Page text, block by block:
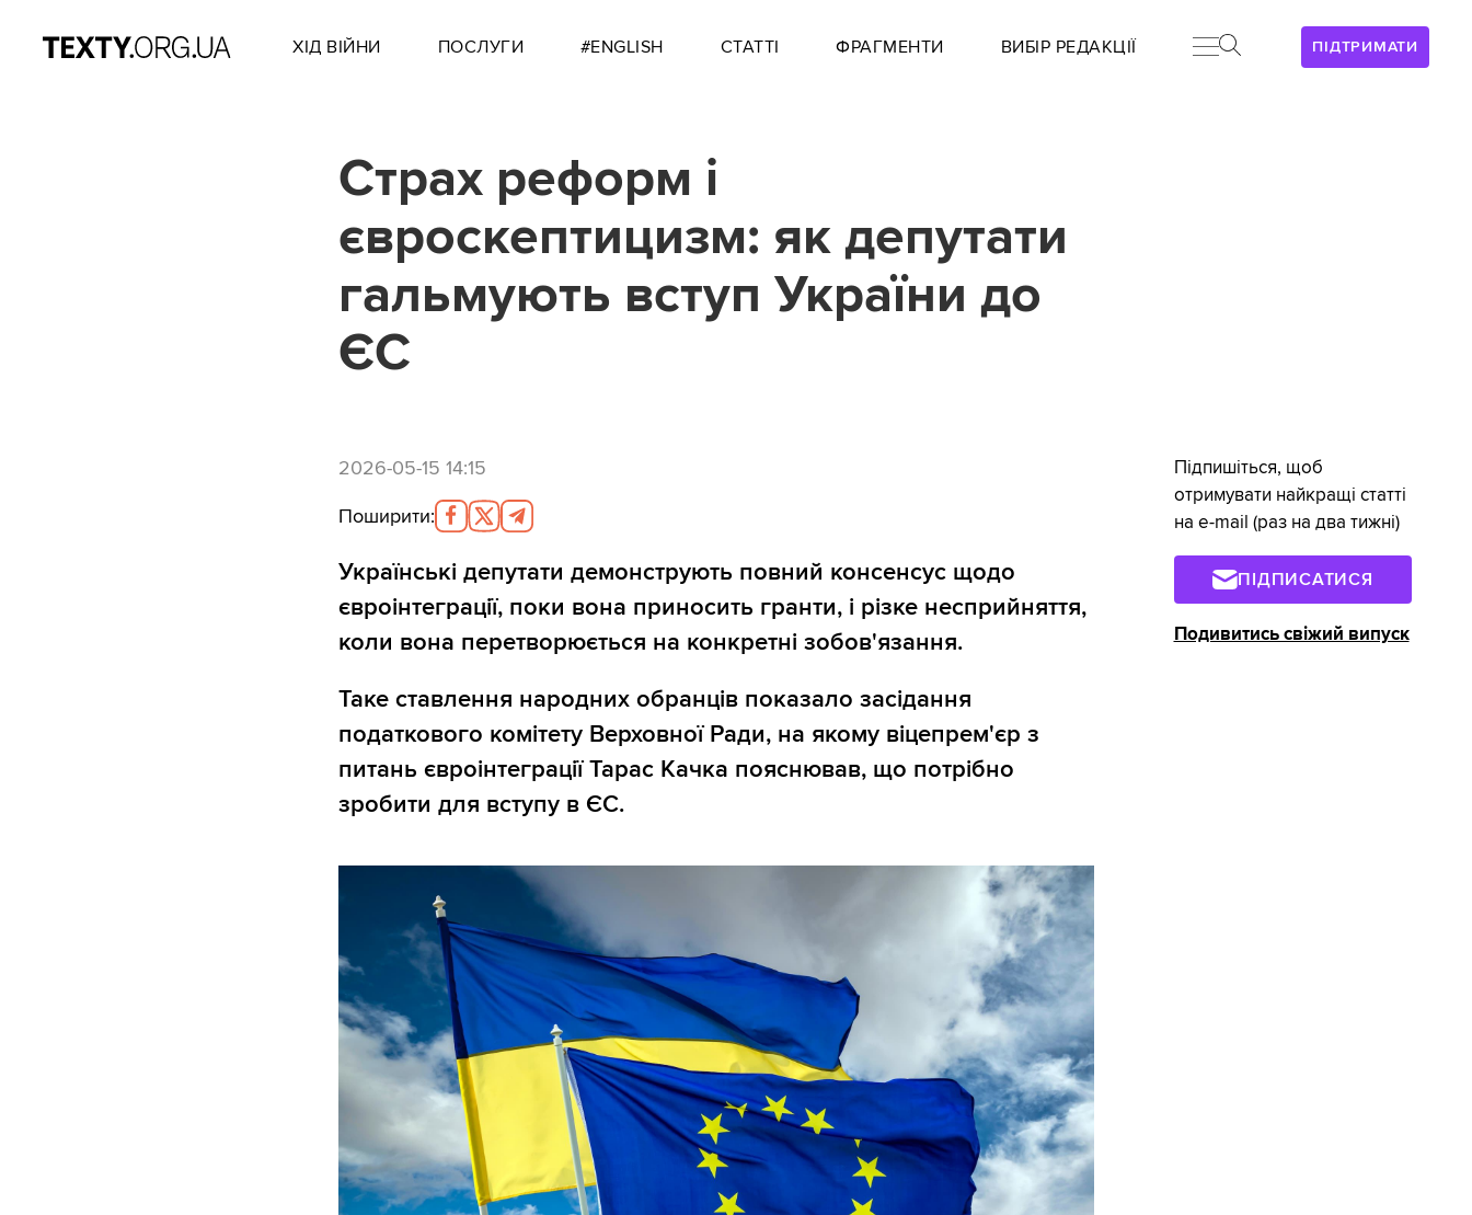
ПІДТРИМАТИ
ХІД ВІЙНИ ПОСЛУГИ #ENGLISH СТАТТІ ФРАГМЕНТИ ВИБІР РЕДАКЦІЇ
Страх реформ і
євроскептицизм: як депутати
гальмують вступ України до
ЄС
2026-05-15 14:15
Поширити:
Українські депутати демонструють повний консенсус щодо
євроінтеграції, поки вона приносить гранти, і різке несприйняття,
коли вона перетворюється на конкретні зобов'язання.
Таке ставлення народних обранців показало засідання
податкового комітету Верховної Ради, на якому віцепрем'єр з
питань євроінтеграції Тарас Качка пояснював, що потрібно
зробити для вступу в ЄС.
Підпишіться, щоб
отримувати найкращі статті
на e-mail (раз на два тижні)
ПІДПИСАТИСЯ
Подивитись свіжий випуск